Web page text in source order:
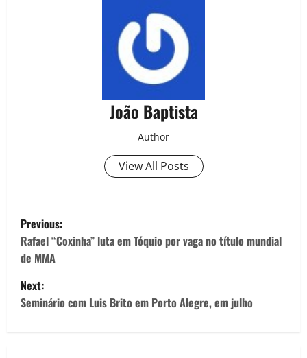
João Baptista
Author
View All Posts
Previous:
Rafael “Coxinha” luta em Tóquio por vaga no título mundial
de MMA
Next:
Seminário com Luis Brito em Porto Alegre, em julho